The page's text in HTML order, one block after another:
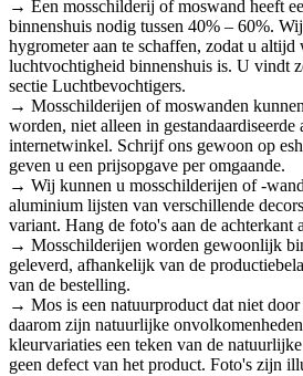
→ Een mosschilderij of moswand heeft
binnenshuis nodig tussen 40% – 60%.
hygrometer aan te schaffen, zodat u altijd
luchtvochtigheid binnenshuis is. U vindt
sectie Luchtbevochtigers.
→ Mosschilderijen of moswanden
worden, niet alleen in gestandaardiseerde
internetwinkel. Schrijf ons gewoon op
geven u een prijsopgave per omgaande.
→ Wij kunnen u mosschilderijen of -
aluminium lijsten van verschillende
variant. Hang de foto's aan de achterkant
→ Mosschilderijen worden gewoonlijk
geleverd, afhankelijk van de
van de bestelling.
→ Mos is een natuurproduct dat niet door
daarom zijn natuurlijke
kleurvariaties een teken van de
geen defect van het product. Foto's zijn